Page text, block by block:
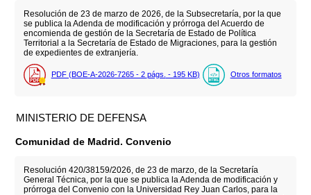
Resolución de 23 de marzo de 2026, de la Subsecretaría, por la que
se publica la Adenda de modificación y prórroga del Acuerdo de
encomienda de gestión de la Secretaría de Estado de Política
Territorial a la Secretaría de Estado de Migraciones, para la gestión
de expedientes de extranjería.
PDF (BOE-A-2026-7265 - 2 págs. - 195 KB) Otros formatos
MINISTERIO DE DEFENSA
Comunidad de Madrid. Convenio
Resolución 420/38159/2026, de 23 de marzo, de la Secretaría
General Técnica, por la que se publica la Adenda de modificación y
prórroga del Convenio con la Universidad Rey Juan Carlos, para la